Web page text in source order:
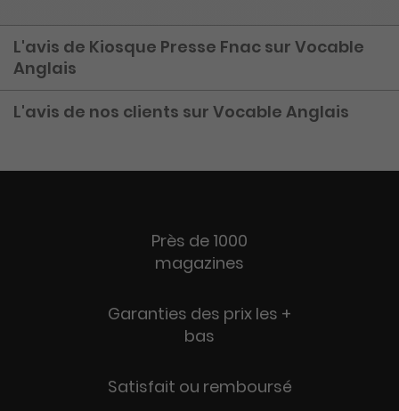
L'avis de Kiosque Presse Fnac sur Vocable
Anglais
L'avis de nos clients sur Vocable Anglais
Près de 1000
magazines
Garanties des prix les +
bas
Satisfait ou remboursé